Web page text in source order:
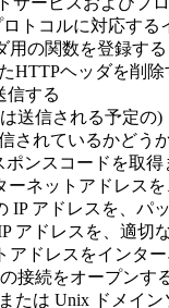
トコルに対応する
の関数を登録する
HTTPヘッダを削除
信する
送信される予定の)
されているかどう
ンスコードを取得
ネットアドレス
アドレスを、パ
アドレスを、適切
ドレスをインタ
接続をオープンす
たは Unix ドメイ